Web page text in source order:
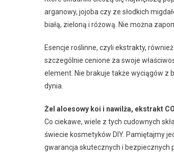
arganowy, jojoba czy ze słodkich
białą, zieloną i różową. Nie można
Esencje roślinne, czyli ekstrakty,
szczególnie cenione za swoje
element. Nie brakuje także wyciągów z
dynia.
Żel aloesowy koi i nawilża, ekstrakt
Co ciekawe, wiele z tych cudownych
świecie kosmetyków DIY. Pamiętajmy
gwarancja skutecznych i bezpiecznych